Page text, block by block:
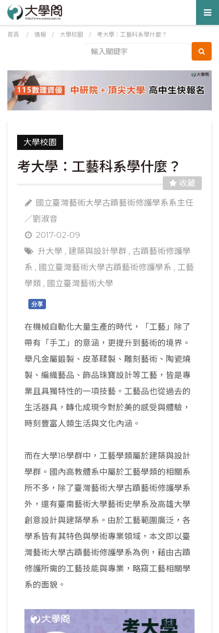
首頁 / 情報 / 大學校園 / 考大學：工藝科系學什麼？
大學校園
考大學：工藝科系學什麼？
收藏
國立臺灣藝術大學古蹟藝術修護學系系主任
／劉淑音
2017-02-09
升大學 , 建築與設計學群 , 古蹟藝術修護學
系 , 國立臺灣藝術大學古蹟藝術修護學系 , 工藝
學類 , 國立臺灣藝術大學
分享
在機械自動化大量生產的時代，「工藝」除了
帶有「手工」的意涵，更提升到藝術的境界。
舉凡金屬鍛製、皮革鞣製、雕刻藝術、陶瓷燒
製、編織藝品、飾品珠寶設計等工藝，皆是專
業且具獨特性的一項技藝。工藝品也從過去的
生活器具，轉化成現今對於美的感受與體驗，
時刻豐富人類生活與文化內涵。
而在大學18學群中，工藝學類屬於建築與設計
學群。國內高教體系中屬於工藝學類的相關系
所不多，除了臺灣藝術大學古蹟藝術修護學系
外，還有臺南藝術大學藝術史學系及高雄大學
創意設計與建築學系。由於工藝範圍廣泛，各
學系皆有其特色與學術專業領域，本文即以臺
灣藝術大學古蹟藝術修護學系為例，藉由古蹟
修護所需的工藝技能與專業，略窺工藝相關學
系的面貌。